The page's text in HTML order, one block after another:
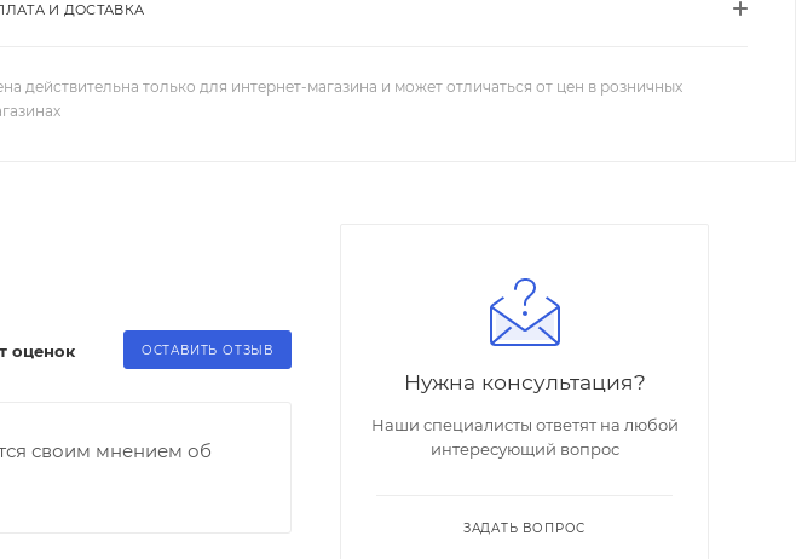
И ДОСТАВКА
действительна только для интернет-магазина и может отличаться от цен в розничных
оценок ОСТАВИТЬ ОТЗЫВ
своим мнением об
Нужна консультация?
Наши специалисты ответят на любой
интересующий вопрос
ЗАДАТЬ ВОПРОС